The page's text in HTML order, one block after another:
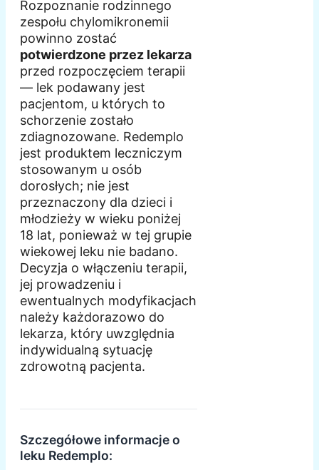
Rozpoznanie rodzinnego
zespołu chylomikronemii
powinno zostać
potwierdzone przez lekarza
przed rozpoczęciem terapii
— lek podawany jest
pacjentom, u których to
schorzenie zostało
zdiagnozowane. Redemplo
jest produktem leczniczym
stosowanym u osób
dorosłych; nie jest
przeznaczony dla dzieci i
młodzieży w wieku poniżej
18 lat, ponieważ w tej grupie
wiekowej leku nie badano.
Decyzja o włączeniu terapii,
jej prowadzeniu i
ewentualnych modyfikacjach
należy każdorazowo do
lekarza, który uwzględnia
indywidualną sytuację
zdrowotną pacjenta.
Szczegółowe informacje o
leku Redemplo: